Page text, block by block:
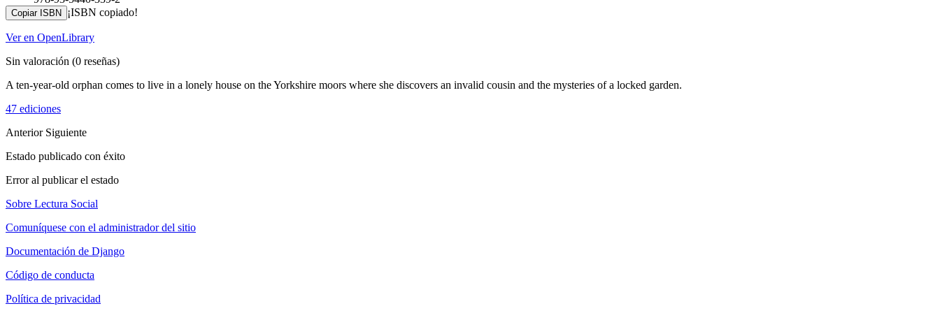
Copiar ISBN ¡ISBN copiado!
Ver en OpenLibrary
Sin valoración (0 reseñas)
A ten-year-old orphan comes to live in a lonely house on the Yorkshire moors where she discovers an invalid cousin and the mysteries of a locked garden.
47 ediciones
Anterior Siguiente
Estado publicado con éxito
Error al publicar el estado
Sobre Lectura Social
Comuníquese con el administrador del sitio
Documentación de Django
Código de conducta
Política de privacidad